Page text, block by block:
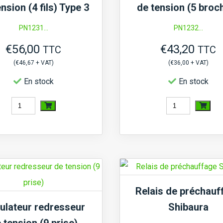
(4 fils) Type 3
PN1231...
€56,00 TTC
(€46,67 + VAT)
En stock
quantité
Régulateur
de
tension
de tension (5
PN1232...
€43,20 TTC
(€36,00 + VAT)
En stock
quantité
Régulateur
de
redresseur
Relais de
Shibaura